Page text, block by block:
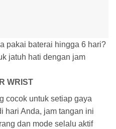
pakai baterai hingga 6 hari?
jatuh hati dengan jam
WRIST
cocok untuk setiap gaya
hari Anda, jam tangan ini
dan mode selalu aktif